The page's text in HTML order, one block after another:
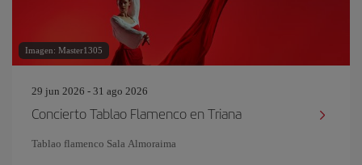
Imagen: Master1305
29 jun 2026 - 31 ago 2026
Concierto Tablao Flamenco en Triana
Tablao flamenco Sala Almoraima